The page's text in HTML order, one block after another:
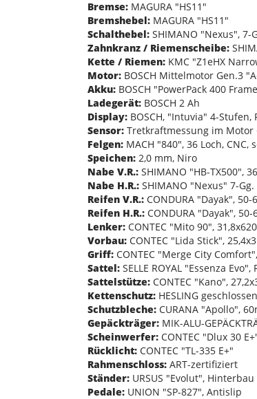
Bremse: MAGURA "HS11"
Bremshebel: MAGURA "HS11"
Schalthebel: SHIMANO "Nexus", 7-
Zahnkranz / Riemenscheibe:
Kette / Riemen: KMC "Z1eHX
Motor: BOSCH Mittelmotor Gen.3
Akku: BOSCH "PowerPack 400
Ladegerät: BOSCH 2 Ah
Display: BOSCH, "Intuvia" 4-
Sensor: Tretkraftmessung im Motor
Felgen: MACH "840", 36 Loch, CNC,
Speichen: 2,0 mm, Niro
Nabe V.R.: SHIMANO "HB-TX500",
Nabe H.R.: SHIMANO "Nexus" 7-Gg.
Reifen V.R.: CONDURA "Dayak", 50-
Reifen H.R.: CONDURA "Dayak", 50-
Lenker: CONTEC "Mito 90",
Vorbau: CONTEC "Lida Stick",
Griff: CONTEC "Merge City
Sattel: SELLE ROYAL "Essenza
Sattelstütze: CONTEC "Kano",
Kettenschutz: HESLING geschlossen
Schutzbleche: CURANA "Apollo",
Gepäckträger: MIK-ALU-
Scheinwerfer: CONTEC "Dlux 30
Rücklicht: CONTEC "TL-335 E+"
Rahmenschloss: ART-zertifiziert
Ständer: URSUS "Evolut",
Pedale: UNION "SP-827", Antislip